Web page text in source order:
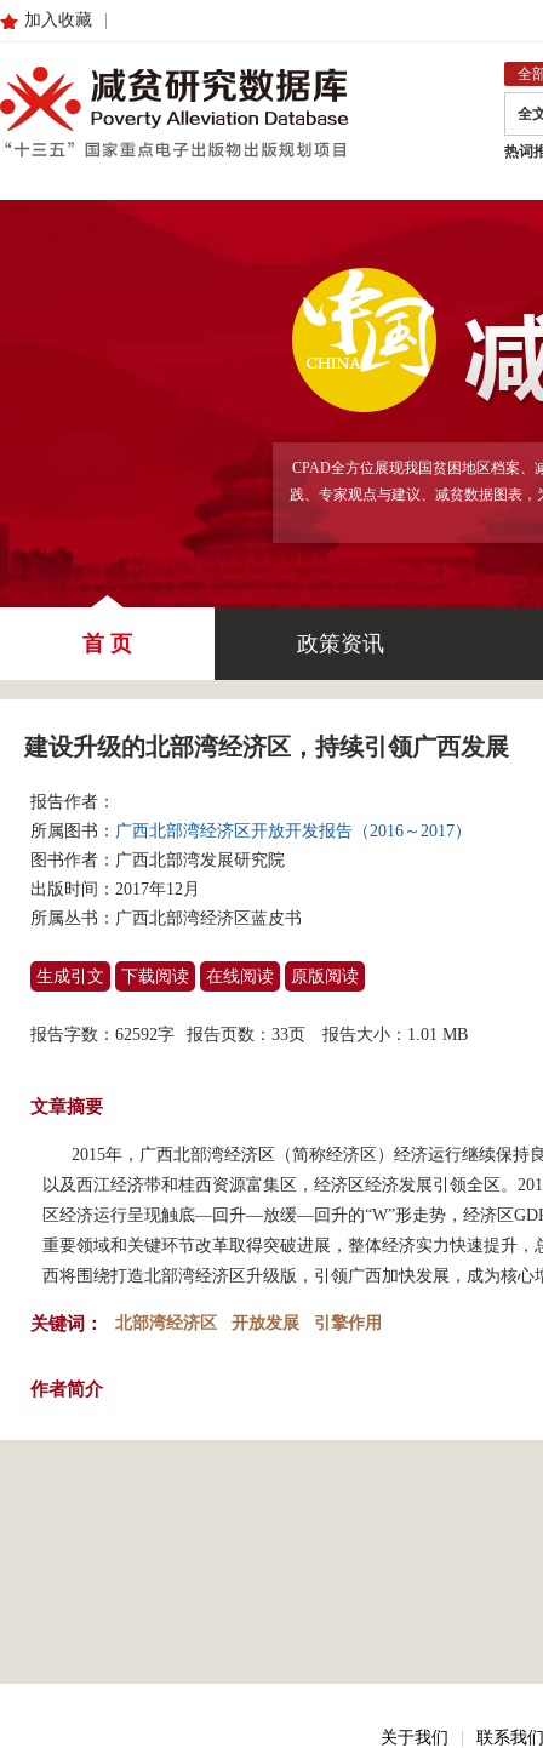
加入收藏
全
全
热词
CPAD全方位展现我国贫困地区档案
践、专家观点与建议、减贫数据图表
首 页 政策资讯
建设升级的北部湾经济区，持续引领广西发展
报告作者：
所属图书： 广西北部湾经济区开放开发报告（2016～2017）
图书作者： 广西北部湾发展研究院
出版时间：2017年12月
所属丛书： 广西北部湾经济区蓝皮书
生成引文 下载阅读 在线阅读 原版阅读
报告字数：62592字 报告页数：33页 报告大小： 1.01 MB
文章摘要
2015年，广西北部湾经济区（简称经济区）经济运行继续保持
以及西江经济带和桂西资源富集区，经济区经济发展引领全区。
区经济运行呈现触底—回升—放缓—回升的“W”形走势，经济区
重要领域和关键环节改革取得突破进展，整体经济实力快速提升，
西将围绕打造北部湾经济区升级版，引领广西加快发展，成为核
关键词： 北部湾经济区 开放发展 引擎作用
作者简介
关于我们 联系我们